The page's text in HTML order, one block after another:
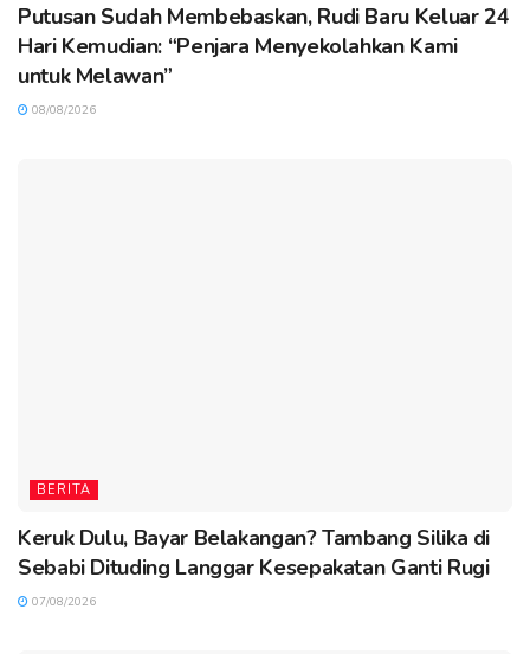
Putusan Sudah Membebaskan, Rudi Baru Keluar 24
Hari Kemudian: “Penjara Menyekolahkan Kami
untuk Melawan”
08/08/2026
BERITA
Keruk Dulu, Bayar Belakangan? Tambang Silika di
Sebabi Dituding Langgar Kesepakatan Ganti Rugi
07/08/2026